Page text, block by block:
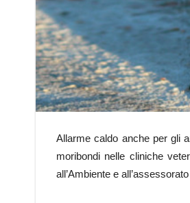
Allarme caldo anche per gli
moribondi nelle cliniche
all’Ambiente e